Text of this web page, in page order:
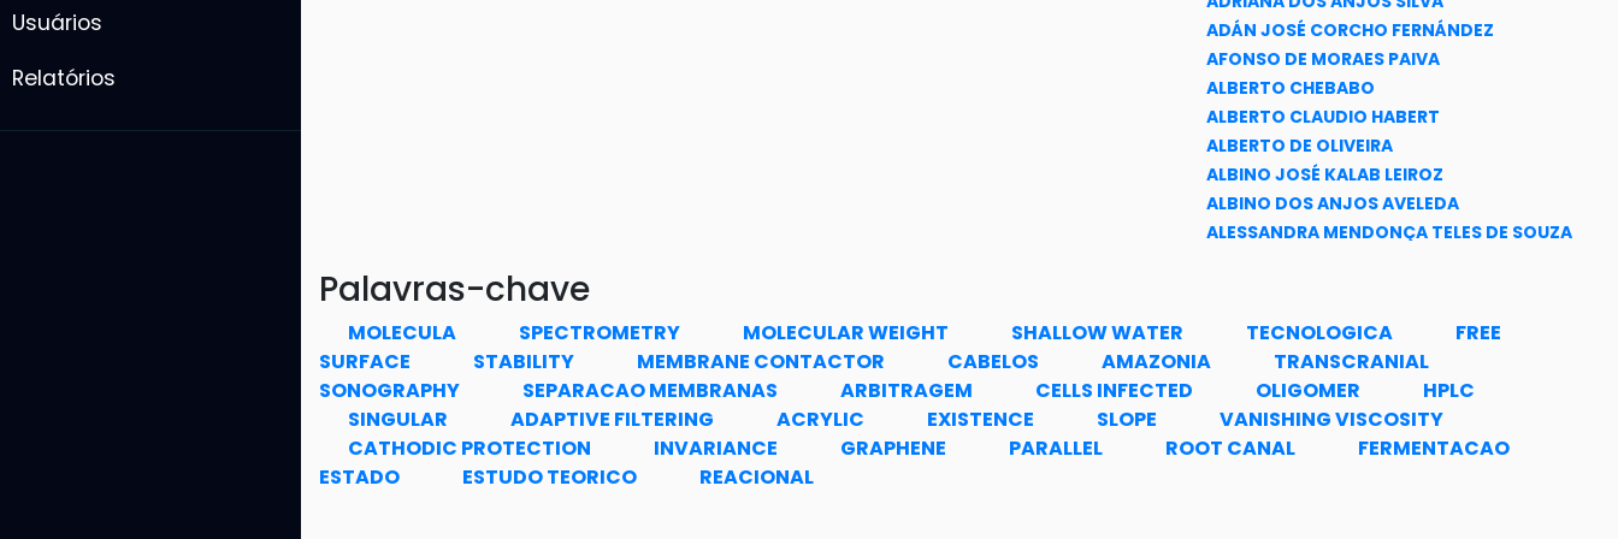
Usuários
Relatórios
ADÁN JOSÉ CORCHO FERNÁNDEZ
AFONSO DE MORAES PAIVA
ALBERTO CHEBABO
ALBERTO CLAUDIO HABERT
ALBERTO DE OLIVEIRA
ALBINO JOSÉ KALAB LEIROZ
ALBINO DOS ANJOS AVELEDA
ALESSANDRA MENDONÇA TELES DE SOUZA
Palavras-chave
MOLECULA SPECTROMETRY MOLECULAR WEIGHT SHALLOW WATER TECNOLOGICA
FREE
SURFACE
STABILITY MEMBRANE CONTACTOR CABELOS AMAZONIA
TRANSCRANIAL
SONOGRAPHY
SEPARACAO MEMBRANAS ARBITRAGEM CELLS INFECTED OLIGOMER
HPLC
SINGULAR
ADAPTIVE FILTERING ACRYLIC EXISTENCE SLOPE
VANISHING VISCOSITY
CATHODIC PROTECTION
INVARIANCE GRAPHENE PARALLEL ROOT CANAL
FERMENTACAO
ESTADO
ESTUDO TEORICO REACIONAL